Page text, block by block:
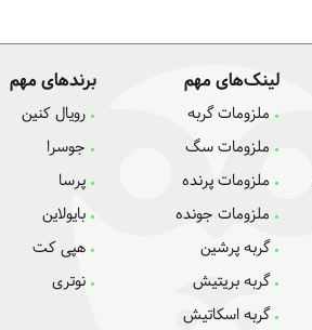
لینک‌های مهم
ملزومات گربه
ملزومات سگ
ملزومات پرنده
ملزومات جونده
گربه پرشین
گربه بریتیش
گربه اسکاتیش
برندهای مهم
رویال کنین
جوسرا
پرسا
بایولاین
هپی کت
نوتری